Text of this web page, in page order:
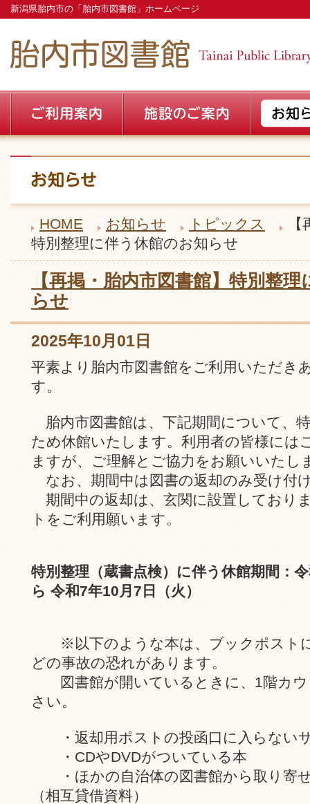
新潟県胎内市の「胎内市図書館」ホームページ
HOME お知らせ トピックス
特別整理に伴う休館のお知らせ
【再掲・胎内市図書館】特別整
らせ
2025年10月01日
平素より胎内市図書館をご利用いただき
す。
胎内市図書館は、下記期間について、
ため休館いたします。利用者の皆様には
ますが、ご理解とご協力をお願いいたし
なお、期間中は図書の返却のみ受け付
期間中の返却は、玄関に設置しており
トをご利用願います。
特別整理（蔵書点検）に伴う休館期間：
ら 令和7年10月7日（火）
※以下のような本は、ブックポスト
どの事故の恐れがあります。
図書館が開いているときに、1階カウ
さい。
・返却用ポストの投函口に入らない
・CDやDVDがついている本
・ほかの自治体の図書館から取り寄
（相互貸借資料）